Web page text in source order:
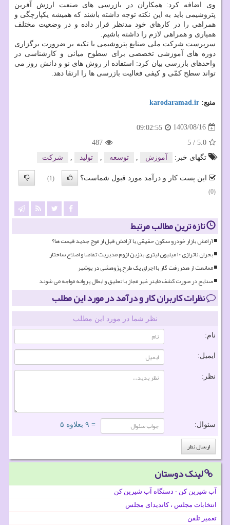
وی اضافه کرد: همکاران در بازرسی های صنعت ارزش آفرین
پتروشیمی باید به این نکته توجه داشته باشند که همیشه یکپارچگی و
همراهی را در کارهای خود مدنظر قرار داده و در وضعیت مختلف
همیاری و همراهی لازم را داشته باشیم.
سرپرست شرکت ملی صنایع پتروشیمی با تکیه بر ضرورت برگزاری
دوره های آموزشی تخصصی برای سطوح میانی و کارشناسی در
واحدهای بازرسی بیان کرد: استفاده از روش های نو و دانش روز می
تواند سطح کمّی و کیفی فعالیت بازرسی ها را ارتقا دهد.
منبع: karodaramad.ir
1403/08/16
09:02:55
5.0
/
5
487
تگهای خبر:
آموزش , توسعه , تولید , شركت
این پست کار و درآمد مورد قبول شماست؟
(1)
(0)
تازه ترین مطالب مرتبط
آرامش بازار خودرو سکون حقیقی یا آرامش قبل از موج جدید قیمت ها؟
بحران ناترازی ۱۰ میلیون لیتری بنزین لزوم مدیریت تقاضا و اصلاح ساختار
ممانعت از هدررفت گاز با اجرای یک طرح پژوهشی در بوشهر
صنایع در صورت کشف ماینر غیر مجاز با تعلیق و ابطال پروانه مواجه می شوند
نظرات کاربران کار و درآمد در مورد این مطلب
نظر شما در مورد این مطلب
نام:
ایمیل:
نظر:
سئوال: = ۹ بعلاوه ۵
لینک دوستان
آب شیرین کن - دستگاه آب شیرین کن
انتخابات مجلس ، کاندیدای مجلس
تعمیر تلفن